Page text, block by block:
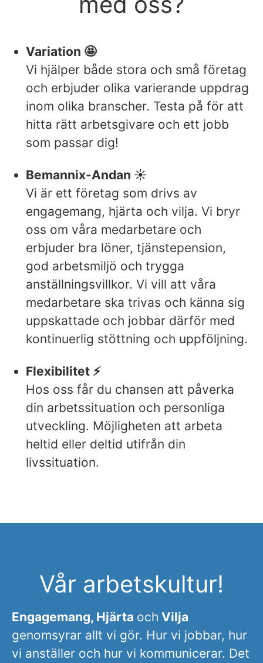
Variation 🤩
Vi hjälper både stora och små företag
och erbjuder olika varierande uppdrag
inom olika branscher. Testa på för att
hitta rätt arbetsgivare och ett jobb
som passar dig!
Bemannix-Andan ☀️
Vi är ett företag som drivs av
engagemang, hjärta och vilja. Vi bryr
oss om våra medarbetare och
erbjuder bra löner, tjänstepension,
god arbetsmiljö och trygga
anställningsvillkor. Vi vill att våra
medarbetare ska trivas och känna sig
uppskattade och jobbar därför med
kontinuerlig stöttning och uppföljning.
Flexibilitet ⚡️
Hos oss får du chansen att påverka
din arbetssituation och personliga
utveckling. Möjligheten att arbeta
heltid eller deltid utifrån din
livssituation.
Vår arbetskultur!
Engagemang, Hjärta och Vilja
genomsyrar allt vi gör. Hur vi jobbar, hur
vi anställer och hur vi kommunicerar. Det